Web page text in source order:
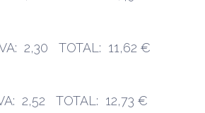
2,30 TOTAL: 11,62 €
2,52 TOTAL: 12,73 €